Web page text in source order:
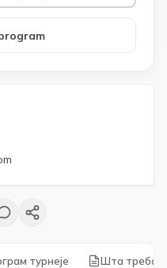
турнеје Шта треба